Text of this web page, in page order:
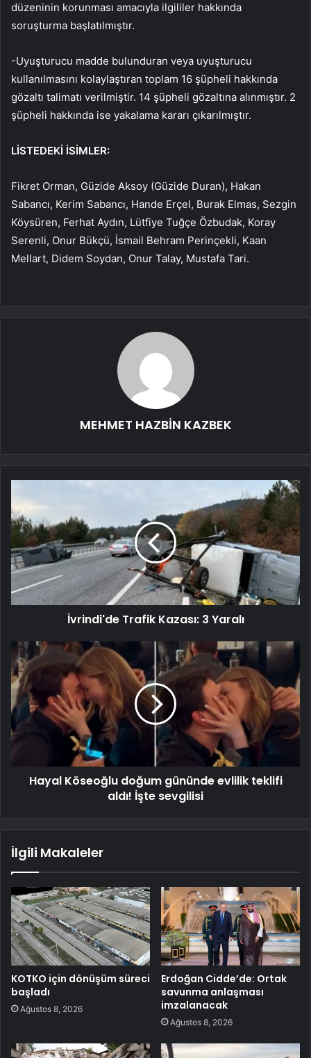
düzeninin korunması amacıyla ilgililer hakkında
soruşturma başlatılmıştır.
-Uyuşturucu madde bulunduran veya uyuşturucu
kullanılmasını kolaylaştıran toplam 16 şüpheli hakkında
gözaltı talimatı verilmiştir. 14 şüpheli gözaltına alınmıştır. 2
şüpheli hakkında ise yakalama kararı çıkarılmıştır.
LİSTEDEKİ İSİMLER:
Fikret Orman, Güzide Aksoy (Güzide Duran), Hakan
Sabancı, Kerim Sabancı, Hande Erçel, Burak Elmas, Sezgin
Köysüren, Ferhat Aydın, Lütfiye Tuğçe Özbudak, Koray
Serenli, Onur Bükçü, İsmail Behram Perinçekli, Kaan
Mellart, Didem Soydan, Onur Talay, Mustafa Tari.
MEHMET HAZBİN KAZBEK
İvrindi'de Trafik Kazası: 3 Yaralı
Hayal Köseoğlu doğum gününde evlilik teklifi
aldı! İşte sevgilisi
İlgili Makaleler
KOTKO için dönüşüm süreci
başladı
Ağustos 8, 2026
Erdoğan Cidde’de: Ortak
savunma anlaşması
imzalanacak
Ağustos 8, 2026